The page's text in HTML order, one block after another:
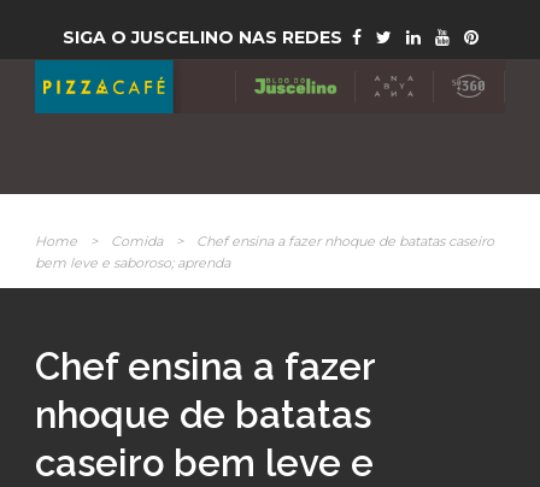
SIGA O JUSCELINO NAS REDES
Home > Comida >
Chef ensina a fazer nhoque de batatas caseiro
bem leve e saboroso; aprenda
Chef ensina a fazer
nhoque de batatas
caseiro bem leve e